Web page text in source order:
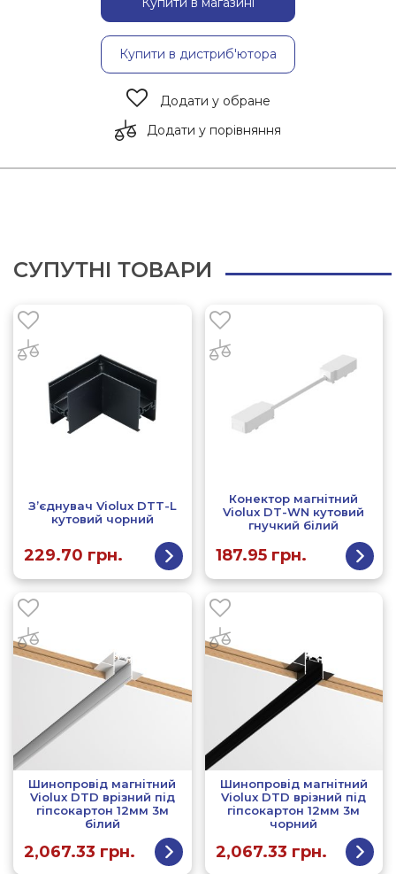
Купити в дистриб'ютора
Додати у обране
Додати у порівняння
СУПУТНІ ТОВАРИ
З’єднувач Violux DTT-L
кутовий чорний
229.70 грн.
Конектор магнітний
Violux DT-WN кутовий
гнучкий білий
187.95 грн.
Шинопровід магнітний
Violux DTD врізний під
гіпсокартон 12мм 3м
білий
2,067.33 грн.
Шинопровід магнітний
Violux DTD врізний під
гіпсокартон 12мм 3м
чорний
2,067.33 грн.